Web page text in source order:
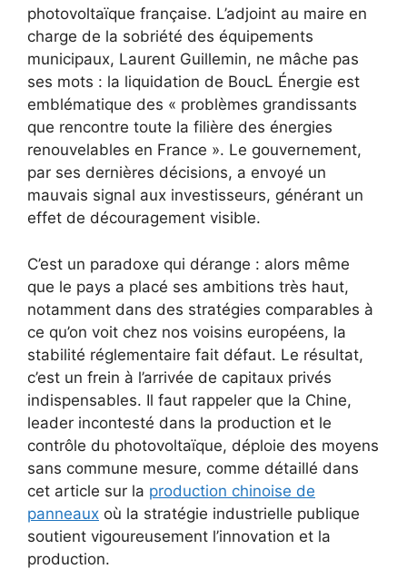
photovoltaïque française. L’adjoint au maire en
charge de la sobriété des équipements
municipaux, Laurent Guillemin, ne mâche pas
ses mots : la liquidation de BoucL Énergie est
emblématique des « problèmes grandissants
que rencontre toute la filière des énergies
renouvelables en France ». Le gouvernement,
par ses dernières décisions, a envoyé un
mauvais signal aux investisseurs, générant un
effet de découragement visible.
C’est un paradoxe qui dérange : alors même
que le pays a placé ses ambitions très haut,
notamment dans des stratégies comparables à
ce qu’on voit chez nos voisins européens, la
stabilité réglementaire fait défaut. Le résultat,
c’est un frein à l’arrivée de capitaux privés
indispensables. Il faut rappeler que la Chine,
leader incontesté dans la production et le
contrôle du photovoltaïque, déploie des moyens
sans commune mesure, comme détaillé dans
cet article sur la production chinoise de
panneaux où la stratégie industrielle publique
soutient vigoureusement l’innovation et la
production.